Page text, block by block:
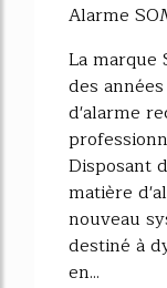
Alarme
La marque
des
d'alarme
Disposant
matière
nouveau
destiné à
en...